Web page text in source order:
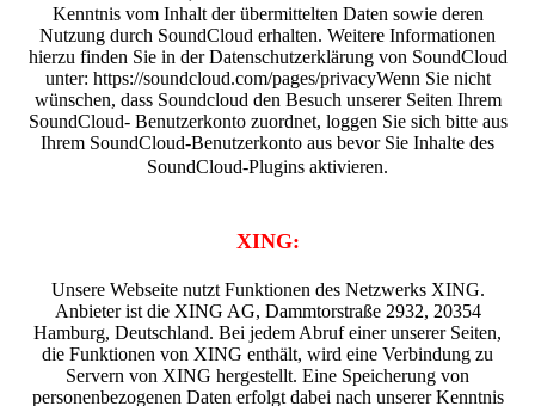
Kenntnis vom Inhalt der übermittelten Daten sowie deren
Nutzung durch SoundCloud erhalten. Weitere Informationen
hierzu finden Sie in der Datenschutzerklärung von SoundCloud
unter: https://soundcloud.com/pages/privacyWenn Sie nicht
wünschen, dass Soundcloud den Besuch unserer Seiten Ihrem
SoundCloud- Benutzerkonto zuordnet, loggen Sie sich bitte aus
Ihrem SoundCloud-Benutzerkonto aus bevor Sie Inhalte des
SoundCloud-Plugins aktivieren.
XING:
Unsere Webseite nutzt Funktionen des Netzwerks XING.
Anbieter ist die XING AG, Dammtorstraße 2932, 20354
Hamburg, Deutschland. Bei jedem Abruf einer unserer Seiten,
die Funktionen von XING enthält, wird eine Verbindung zu
Servern von XING hergestellt. Eine Speicherung von
personenbezogenen Daten erfolgt dabei nach unserer Kenntnis